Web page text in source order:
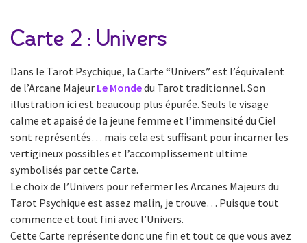
Carte 2 : Univers
Dans le Tarot Psychique, la Carte “Univers” est l’équivalent
de l’Arcane Majeur Le Mondedu Tarot traditionnel. Son
illustration ici est beaucoup plus épurée. Seuls le visage
calme et apaisé de la jeune femme et l’immensité du Ciel
sont représentés… mais cela est suffisant pour incarner les
vertigineux possibles et l’accomplissement ultime
symbolisés par cette Carte.
Le choix de l’Univers pour refermer les Arcanes Majeurs du
Tarot Psychique est assez malin, je trouve… Puisque tout
commence et tout fini avec l’Univers.
Cette Carte représente donc une fin et tout ce que vous avez